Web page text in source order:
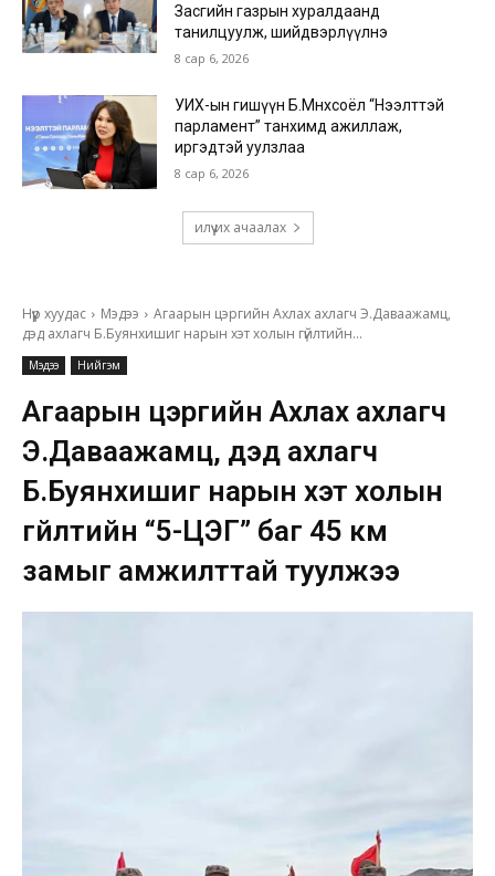
Засгийн газрын хуралдаанд
танилцуулж, шийдвэрлүүлнэ
8 сар 6, 2026
УИХ-ын гишүүн Б.Мөнхсоёл “Нээлттэй
парламент” танхимд ажиллаж,
иргэдтэй уулзлаа
8 сар 6, 2026
илүү их ачаалах